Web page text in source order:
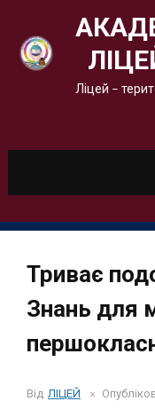
Ліцей –
Триває
Знань для
Від ЛІЦЕЙ